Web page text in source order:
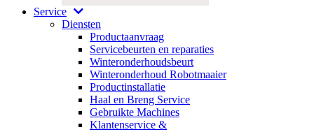
Service
Diensten
Productaanvraag
Servicebeurten en reparaties
Winteronderhoudsbeurt
Winteronderhoud Robotmaaier
Productinstallatie
Haal en Breng Service
Gebruikte Machines
Klantenservice &